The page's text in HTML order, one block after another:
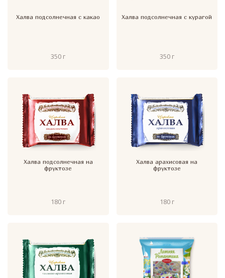
Халва подсолнечная с какао
350 г
Халва подсолнечная с курагой
350 г
Халва подсолнечная на
фруктозе
180 г
Халва арахисовая на
фруктозе
180 г